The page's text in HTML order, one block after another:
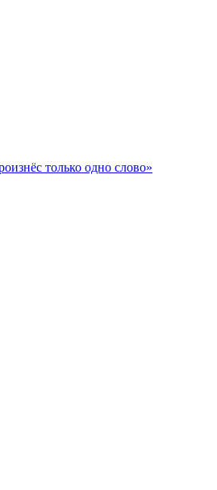
только одно слово»